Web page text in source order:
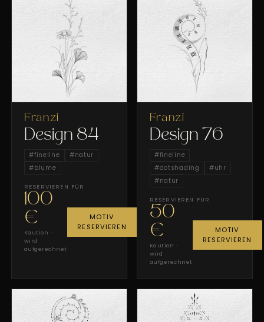
Franzi
Design 84
#fineline #natur
# blume
RESERVIEREN FÜR
100
€
Kaution ·
wird
aufgerechnet
MOTIV
RESERVIEREN
Franzi
Design 76
#fineline
#dotshading #uhr
#natur
RESERVIEREN FÜR
50
€
Kaution ·
wird
aufgerechnet
MOTIV
RESERVIEREN